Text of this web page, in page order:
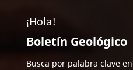
¡Hola!
Boletín Geológico
Busca por palabra clave